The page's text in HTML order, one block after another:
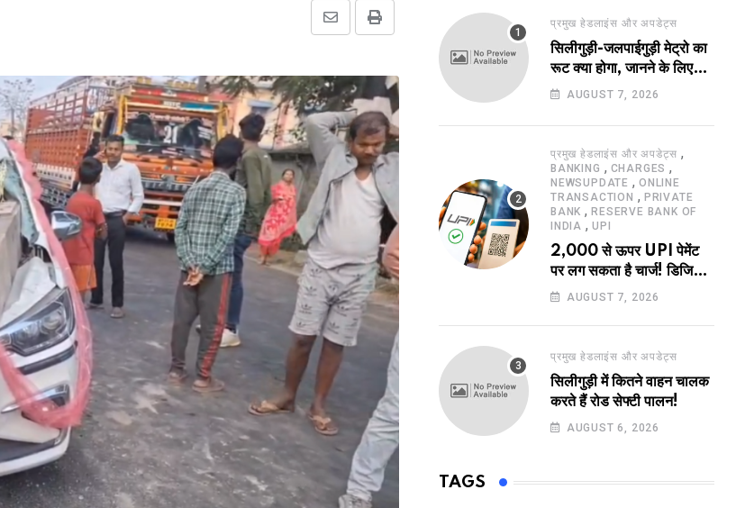
Print
Share
Email
प्रमुख हेडलाइंस और अपडेट्स
सिलीगुड़ी-जलपाईगुड़ी मेट्रो का
रूट क्या होगा, जानने के लिए
उत्सुक हो रहे हैं?
AUGUST 7, 2026
प्रमुख हेडलाइंस और अपडेट्स ,
BANKING , CHARGES ,
NEWSUPDATE , ONLINE
TRANSACTION , PRIVATE
BANK ,RESERVE BANK OF
INDIA , UPI
2,000 से ऊपर UPI पेमेंट
पर लग सकता है चार्ज! डिजिटल
पेमेंट करने वालों के लिए बड़ा
AUGUST 7, 2026
प्रमुख हेडलाइंस और अपडेट्स
सिलीगुड़ी में कितने वाहन चालक
करते हैं रोड सेफ्टी पालन!
AUGUST 6, 2026
TAGS